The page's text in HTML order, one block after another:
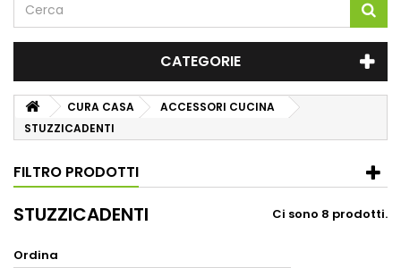
CATEGORIE
CURA CASA
ACCESSORI CUCINA
STUZZICADENTI
FILTRO PRODOTTI
STUZZICADENTI Ci sono 8 prodotti.
Ordina